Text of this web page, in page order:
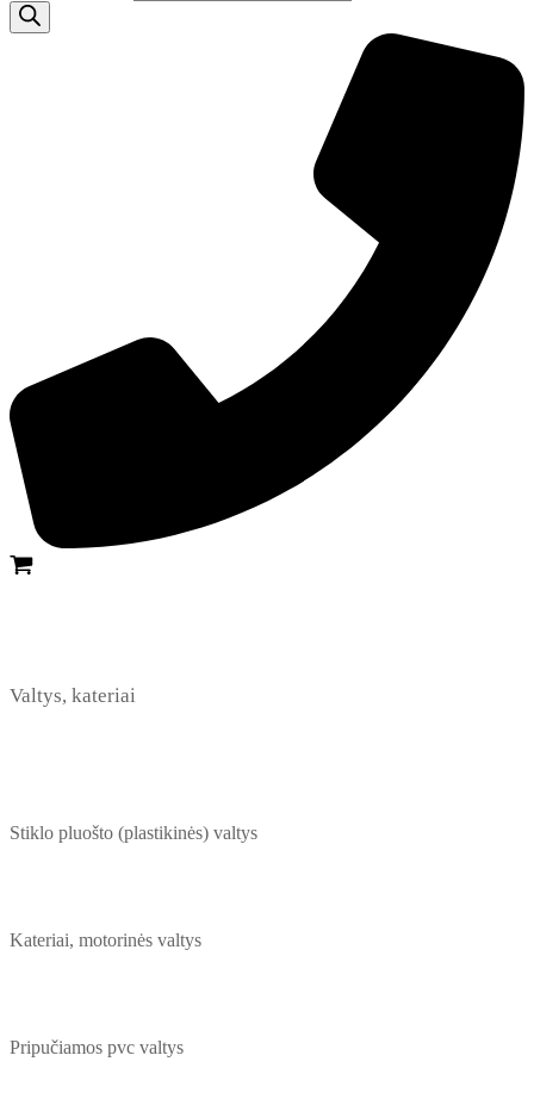
Valtys, kateriai
Stiklo pluošto (plastikinės) valtys
Kateriai, motorinės valtys
Pripučiamos pvc valtys